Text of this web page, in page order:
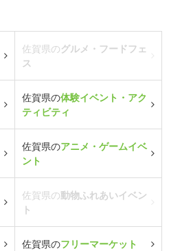
佐賀県のグルメ・フードフェ
ス
佐賀県の体験イベント・アク
ティビティ
佐賀県のアニメ・ゲームイベ
ント
佐賀県の動物ふれあいイベン
ト
佐賀県のフリーマーケット